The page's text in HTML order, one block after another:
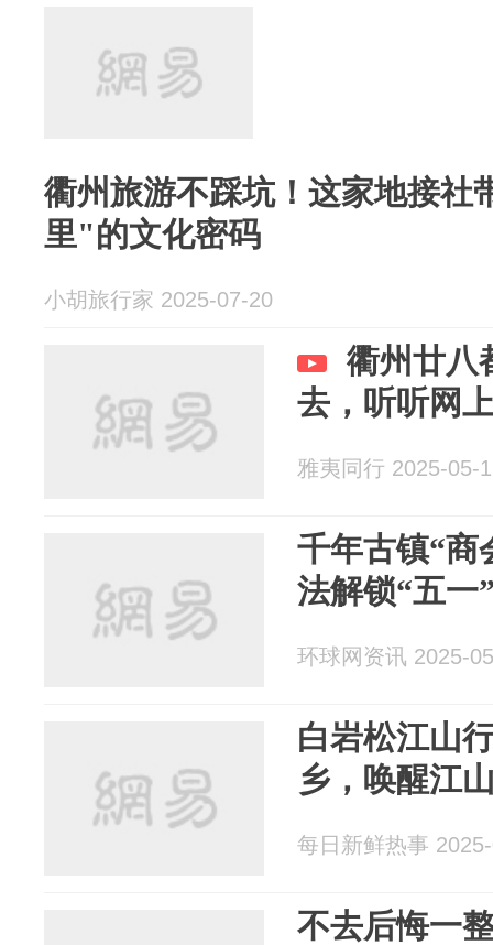
衢州旅游不踩坑！这家地接社
里"的文化密码
小胡旅行家 2025-07-20
衢州廿八
去，听听网
雅夷同行 2025-05-
千年古镇“商
法解锁“五一
环球网资讯 2025-
白岩松江山
乡，唤醒江
每日新鲜热事
不去后悔一